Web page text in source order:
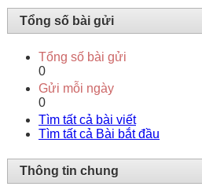
Tổng số bài gửi
Tổng số bài gửi
0
Gửi mỗi ngày
0
Tìm tất cả bài viết
Tìm tất cả Bài bắt đầu
Thông tin chung